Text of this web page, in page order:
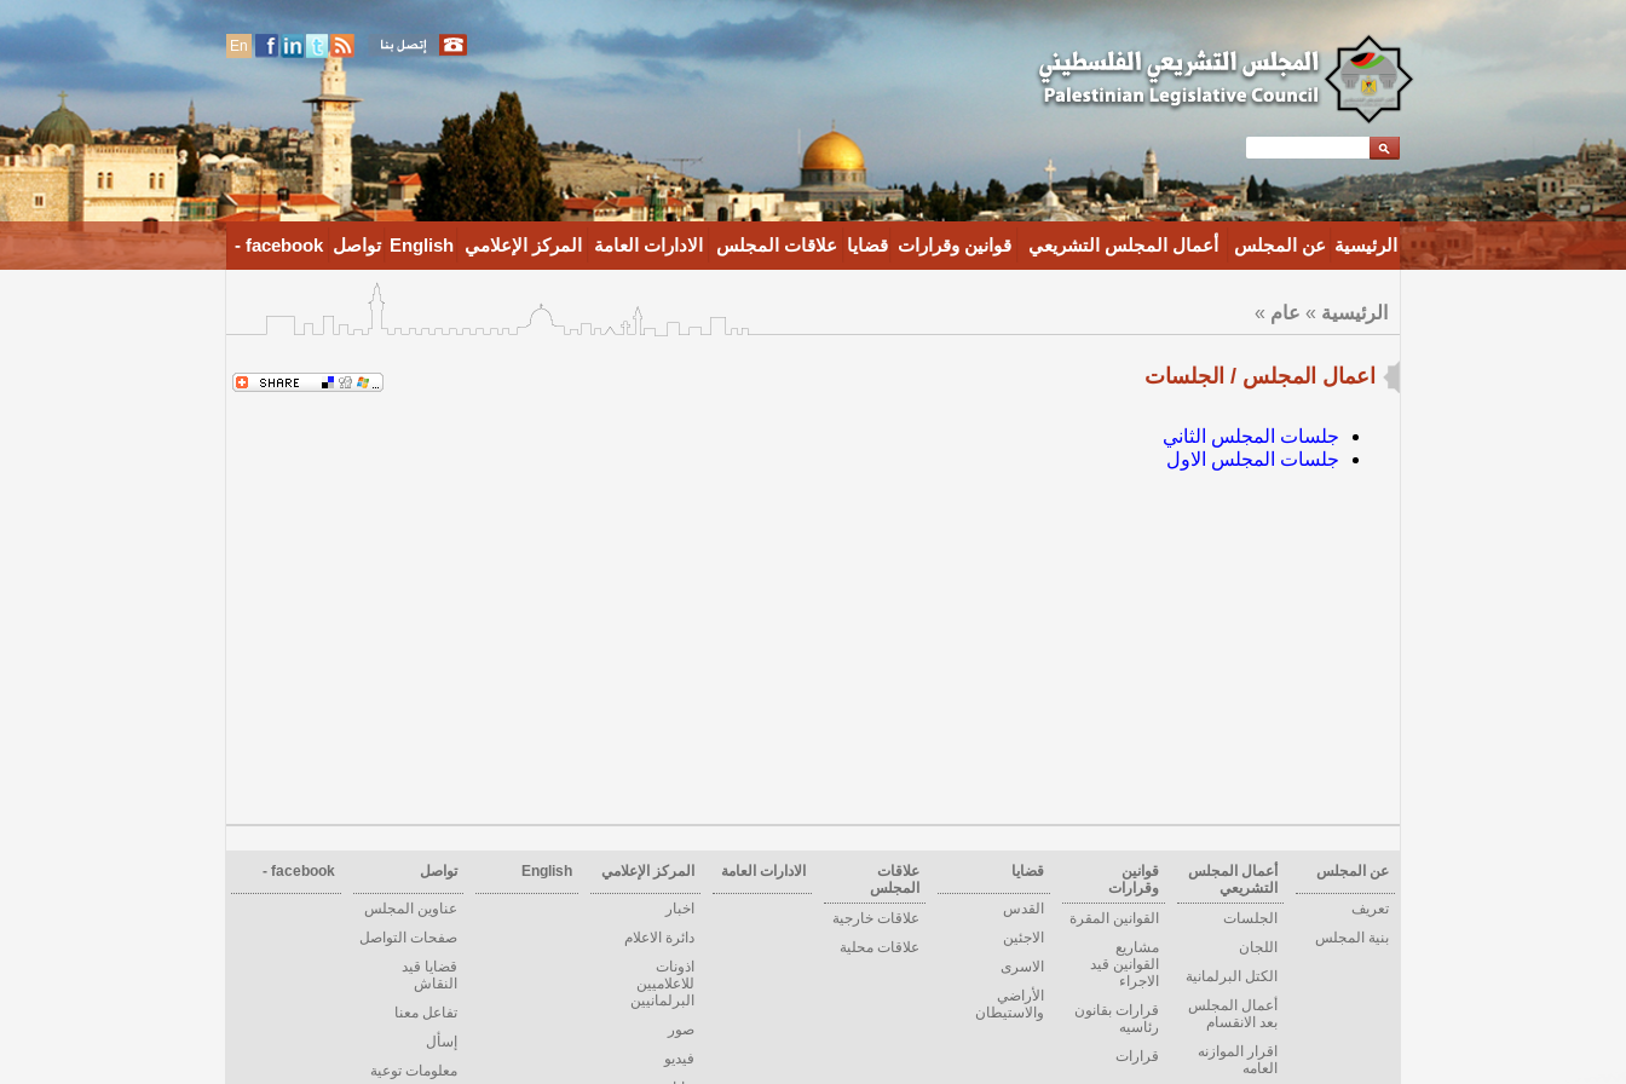
En
الرئيسية عن المجلس أعمال المجلس التشريعي قوانين وقرارات قضايا علاقات المجلس الادارات العامة المركز الإعلامي English تواصل facebook -
الرئيسية » عام »
اعمال المجلس / الجلسات
جلسات المجلس الثاني
جلسات المجلس الاول
عن المجلس
تعريف
بنية المجلس
أعمال المجلس
التشريعي
الجلسات
اللجان
الكتل البرلمانية
أعمال المجلس
بعد الانقسام
اقرار الموازنه
العامه
قوانين
وقرارات
القوانين المقرة
مشاريع
القوانين قيد
الاجراء
قرارات بقانون
رئاسيه
قرارات
قضايا
القدس
الاجئين
الاسرى
الأراضي
والاستيطان
علاقات
المجلس
علاقات خارجية
علاقات محلية
الادارات العامة المركز الإعلامي
اخبار
دائرة الاعلام
اذونات
للاعلاميين
البرلمانيين
صور
فيديو
English تواصل
عناوين المجلس
صفحات التواصل
قضايا قيد
النقاش
تفاعل معنا
إسأل
معلومات توعية
facebook -